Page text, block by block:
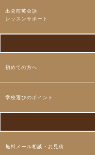
出発前英会話
レッスンサポート
初めての方へ
学校選びのポイント
無料メール相談・お見積